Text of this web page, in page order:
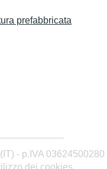
prefabbricata
- p.IVA 03624500280
dei cookies